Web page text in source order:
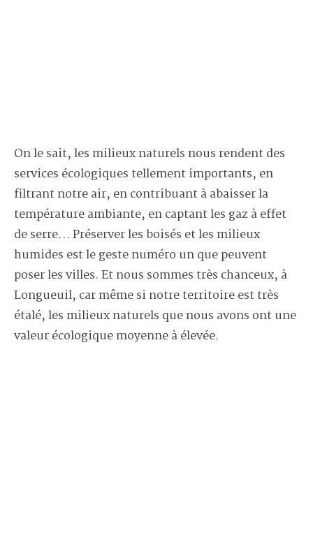
On le sait, les milieux naturels nous rendent des
services écologiques tellement importants, en
filtrant notre air, en contribuant à abaisser la
température ambiante, en captant les gaz à effet
de serre… Préserver les boisés et les milieux
humides est le geste numéro un que peuvent
poser les villes. Et nous sommes très chanceux, à
Longueuil, car même si notre territoire est très
étalé, les milieux naturels que nous avons ont une
valeur écologique moyenne à élevée.